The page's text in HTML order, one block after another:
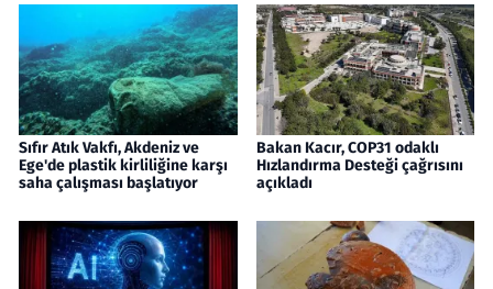
Sıfır Atık Vakfı, Akdeniz ve
Ege'de plastik kirliliğine karşı
saha çalışması başlatıyor
Bakan Kacır, COP31 odaklı
Hızlandırma Desteği çağrısını
açıkladı